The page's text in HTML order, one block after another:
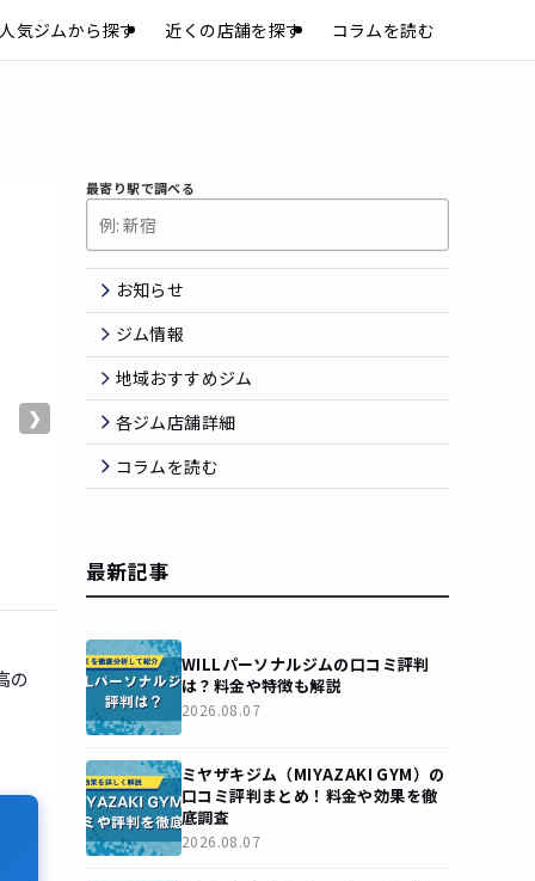
人気ジムから探す 近くの店舗を探す コラムを読む
❯
の
最寄り駅で調べる
お知らせ
ジム情報
地域おすすめジム
各ジム店舗詳細
コラムを読む
最新記事
WILLパーソナルジムの口コミ評判
は？料金や特徴も解説
2026.08.07
ミヤザキジム（MIYAZAKI GYM）の
口コミ評判まとめ！料金や効果を徹
底調査
2026.08.07